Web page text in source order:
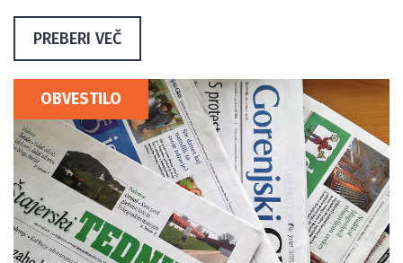
PREBERI VEČ
OBVESTILO